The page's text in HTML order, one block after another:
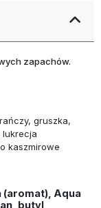
zapachów.
gruszka,
lukrecja
kaszmirowe
(aromat), Aqua
butyl